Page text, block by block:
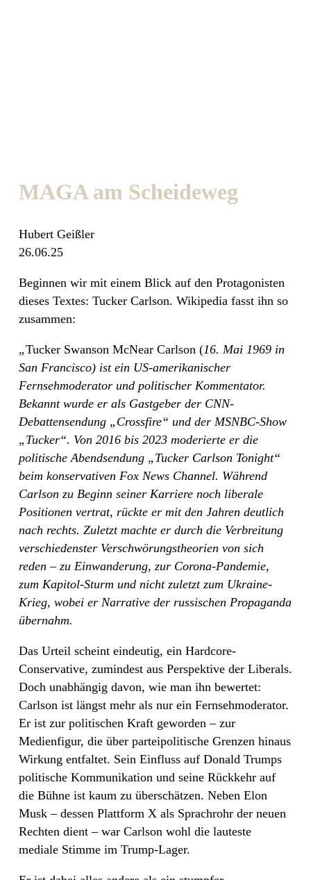
MAGA am Scheideweg
Hubert Geißler
26.06.25
Beginnen wir mit einem Blick auf den Protagonisten
dieses Textes: Tucker Carlson. Wikipedia fasst ihn so
zusammen:
„Tucker Swanson McNear Carlson (16. Mai 1969 in
San Francisco) ist ein US-amerikanischer
Fernsehmoderator und politischer Kommentator.
Bekannt wurde er als Gastgeber der CNN-
Debattensendung „Crossfire“ und der MSNBC-Show
„Tucker“. Von 2016 bis 2023 moderierte er die
politische Abendsendung „Tucker Carlson Tonight“
beim konservativen Fox News Channel. Während
Carlson zu Beginn seiner Karriere noch liberale
Positionen vertrat, rückte er mit den Jahren deutlich
nach rechts. Zuletzt machte er durch die Verbreitung
verschiedenster Verschwörungstheorien von sich
reden – zu Einwanderung, zur Corona-Pandemie,
zum Kapitol-Sturm und nicht zuletzt zum Ukraine-
Krieg, wobei er Narrative der russischen Propaganda
übernahm.
Das Urteil scheint eindeutig, ein Hardcore-
Conservative, zumindest aus Perspektive der Liberals.
Doch unabhängig davon, wie man ihn bewertet:
Carlson ist längst mehr als nur ein Fernsehmoderator.
Er ist zur politischen Kraft geworden – zur
Medienfigur, die über parteipolitische Grenzen hinaus
Wirkung entfaltet. Sein Einfluss auf Donald Trumps
politische Kommunikation und seine Rückkehr auf
die Bühne ist kaum zu überschätzen. Neben Elon
Musk – dessen Plattform X als Sprachrohr der neuen
Rechten dient – war Carlson wohl die lauteste
mediale Stimme im Trump-Lager.